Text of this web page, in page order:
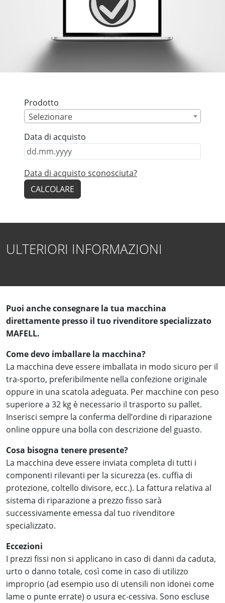
Prodotto
Selezionare
Data di acquisto
Data di acquisto sconosciuta?
CALCOLARE
ULTERIORI INFORMAZIONI
Puoi anche consegnare la tua macchina
direttamente presso il tuo rivenditore specializzato
MAFELL.
Come devo imballare la macchina?
La macchina deve essere imballata in modo sicuro per il
tra-sporto, preferibilmente nella confezione originale
oppure in una scatola adeguata. Per macchine con peso
superiore a 32 kg è necessario il trasporto su pallet.
Inserisci sempre la conferma dell’ordine di riparazione
online oppure una bolla con descrizione del guasto.
Cosa bisogna tenere presente?
La macchina deve essere inviata completa di tutti i
componenti rilevanti per la sicurezza (es. cuffia di
protezione, coltello divisore, ecc.). La fattura relativa al
sistema di riparazione a prezzo fisso sarà
successivamente emessa dal tuo rivenditore
specializzato.
Eccezioni
I prezzi fissi non si applicano in caso di danni da caduta,
urto o danno totale, così come in caso di utilizzo
improprio (ad esempio uso di utensili non idonei come
lame o punte errate) o usura ec-cessiva. Sono escluse